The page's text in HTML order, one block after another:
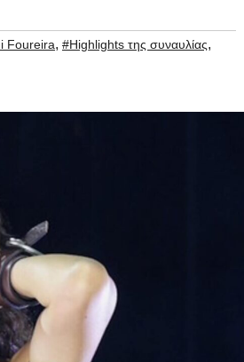
Foureira, #Highlights της συναυλίας,